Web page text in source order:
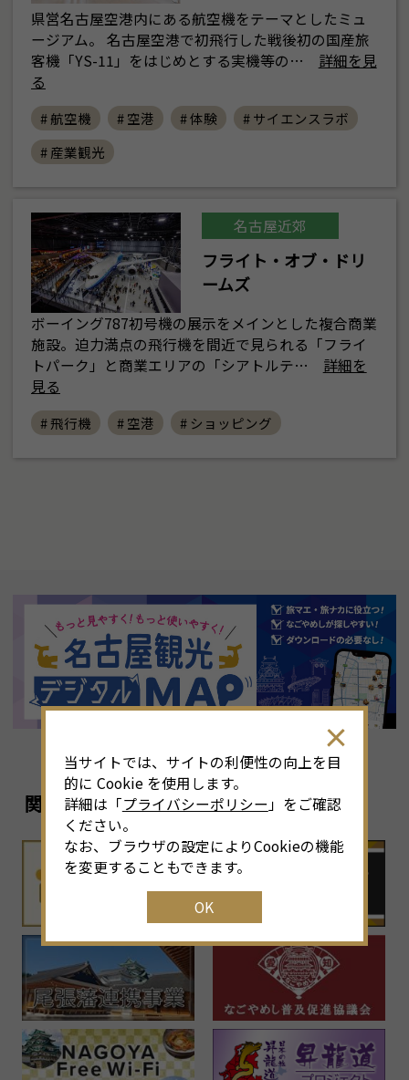
県営名古屋空港内にある航空機をテーマとしたミュ
ージアム。 名古屋空港で初飛行した戦後初の国産旅
客機「YS-11」をはじめとする実機等の…
詳細を見
る
# 航空機 # 空港 # 体験
# サイエンスラボ
# 産業観光
名古屋近郊
フライト・オブ・ドリ
ームズ
ボーイング787初号機の展示をメインとした複合商業
施設。迫力満点の飛行機を間近で見られる「フライ
トパーク」と商業エリアの「シアトルテ…
詳細を
見る
# 飛行機 # 空港 # ショッピング
関連リンク
当サイトでは、サイトの利便性の向上を目
的に Cookie を使用します。
詳細は「プライバシーポリシー 」をご確認
ください。
なお、ブラウザの設定によりCookieの機能
を変更することもできます。
OK